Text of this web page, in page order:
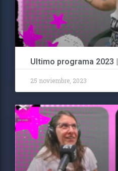
Ultimo programa 2023
25 noviembre, 2023